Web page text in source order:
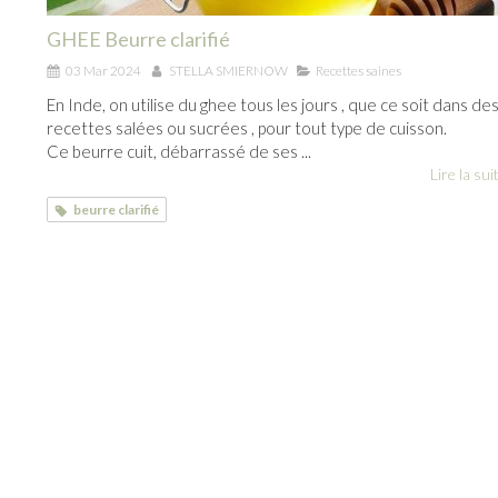
GHEE Beurre clarifié
03 Mar 2024 STELLA SMIERNOW Recettes saines
En Inde, on utilise du ghee tous les jours , que ce soit dans des
recettes salées ou sucrées , pour tout type de cuisson.
Ce beurre cuit, débarrassé de ses ...
Lire la
beurre clarifié